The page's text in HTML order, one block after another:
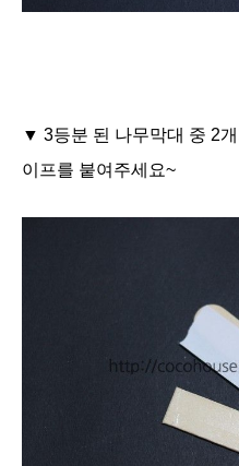
▼ 3등분 된 나무막대 중 2
이프를 붙여주세요~